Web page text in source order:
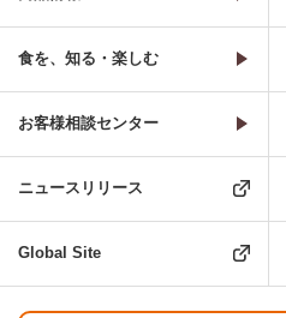
食を、知る・楽しむ
お客様相談センター
ニュースリリース
Global Site